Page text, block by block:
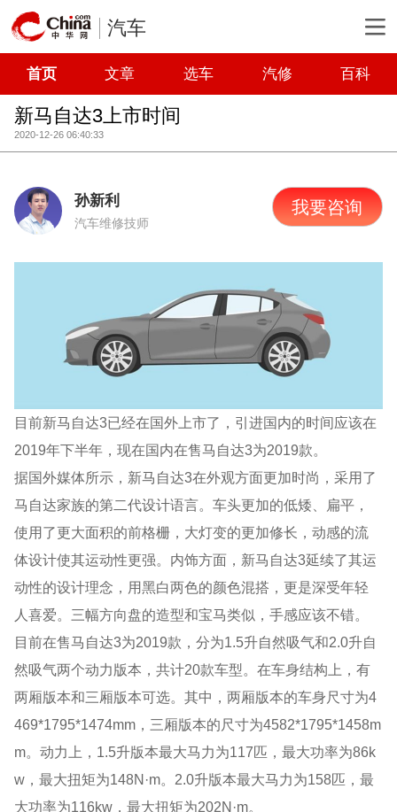
汽车
首页 文章 选车 汽修 百科
新马自达3上市时间
2020-12-26 06:40:33
孙新利
汽车维修技师
我要咨询
目前新马自达3已经在国外上市了，引进国内的时间应该在
2019年下半年，现在国内在售马自达3为2019款。
据国外媒体所示，新马自达3在外观方面更加时尚，采用了
马自达家族的第二代设计语言。车头更加的低矮、扁平，
使用了更大面积的前格栅，大灯变的更加修长，动感的流
体设计使其运动性更强。内饰方面，新马自达3延续了其运
动性的设计理念，用黑白两色的颜色混搭，更是深受年轻
人喜爱。三幅方向盘的造型和宝马类似，手感应该不错。
目前在售马自达3为2019款，分为1.5升自然吸气和2.0升自
然吸气两个动力版本，共计20款车型。在车身结构上，有
两厢版本和三厢版本可选。其中，两厢版本的车身尺寸为4
469*1795*1474mm，三厢版本的尺寸为4582*1795*1458m
m。动力上，1.5升版本最大马力为117匹，最大功率为86k
w，最大扭矩为148N·m。2.0升版本最大马力为158匹，最
大功率为116kw，最大扭矩为202N·m。